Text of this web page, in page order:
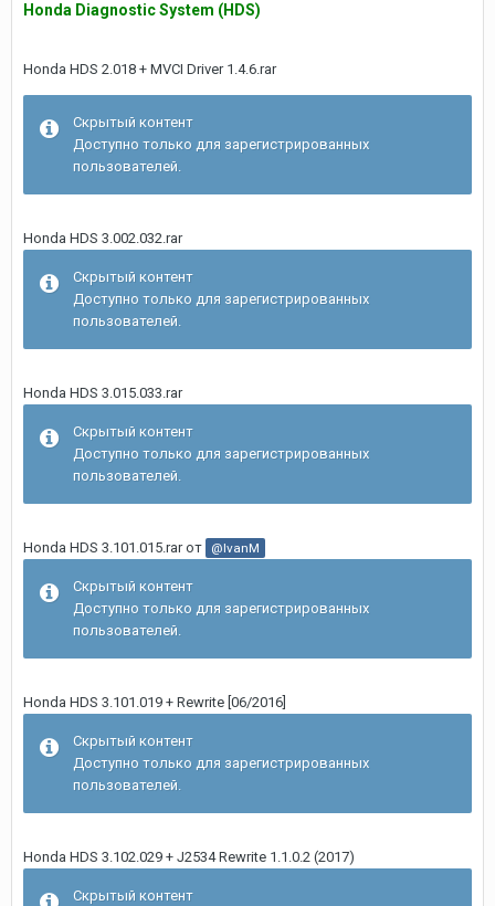
Honda Diagnostic System (HDS)
Honda HDS 2.018 + MVCI Driver 1.4.6.rar
Скрытый контент
Доступно только для зарегистрированных
пользователей.
Honda HDS 3.002.032.rar
Скрытый контент
Доступно только для зарегистрированных
пользователей.
Honda HDS 3.015.033.rar
Скрытый контент
Доступно только для зарегистрированных
пользователей.
Honda HDS 3.101.015.rar от @IvanM
Скрытый контент
Доступно только для зарегистрированных
пользователей.
Honda HDS 3.101.019 + Rewrite [06/2016]
Скрытый контент
Доступно только для зарегистрированных
пользователей.
Honda HDS 3.102.029 + J2534 Rewrite 1.1.0.2 (2017)
Скрытый контент